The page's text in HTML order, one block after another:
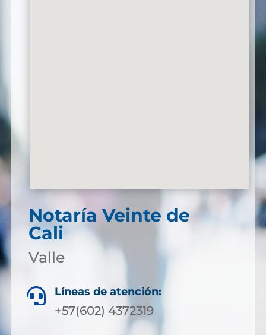
Notaría Veinte de
Cali
Valle
 Líneas de atención:
+57(602) 4372319